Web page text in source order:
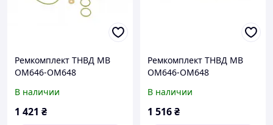
Ремкомплект ТНВД MB
OM646-OM648
В наличии
1 421 ₴
Ремкомплект ТНВД MB
OM646-OM648
В наличии
1 516₴